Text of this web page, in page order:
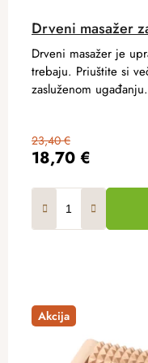
Drveni masažer
18,70 €
23,40 €
Drveni masažer je
trebaju. Priuštite si
zasluženom ugađanju.
Akcija